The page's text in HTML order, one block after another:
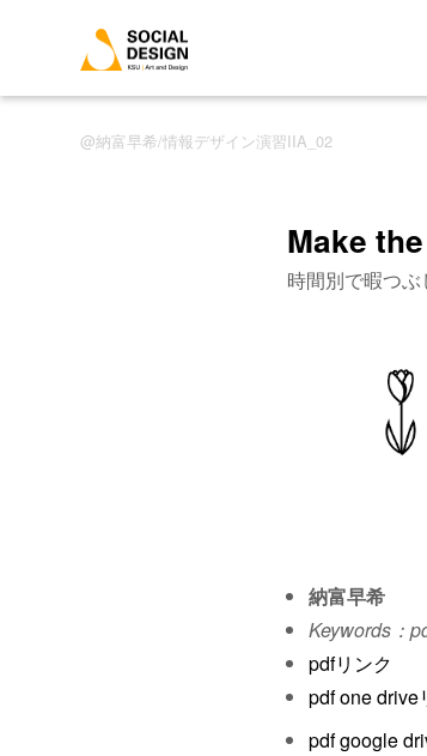
納富早希/情報デザイン演習IIA_02
Make
時間別で暇つ
納富早希
Keywords：
pdfリンク
pdf one drive
pdf google